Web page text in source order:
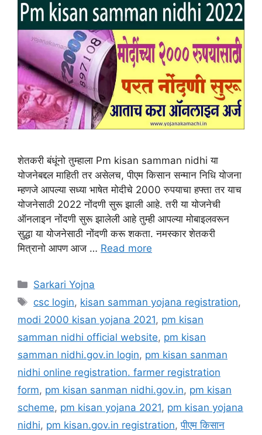
शेतकरी बंधूंनो तुम्हाला Pm kisan samman nidhi या
योजनेबद्दल माहिती तर असेलच, पीएम किसान सन्मान निधि योजना
म्हणजे आपल्या सध्या भाषेत मोदीचे 2000 रुपयाचा हफ्ता तर याच
योजनेसाठी 2022 नोंदणी सुरू झाली आहे. तरी या योजनेची
ऑनलाइन नोंदणी सुरू झालेली आहे तुम्ही आपल्या मोबाइलवरून
सुद्धा या योजनेसाठी नोंदणी करू शकता. नमस्कार शेतकरी
मित्रानो आपण आज … Read more
Categories
Sarkari Yojna
Tags
csc login, kisan samman yojana registration,
modi 2000 kisan yojana 2021, pm kisan
samman nidhi official website, pm kisan
samman nidhi.gov.in login, pm kisan sanman
nidhi online registration. farmer registration
form, pm kisan sanman nidhi.gov.in, pm kisan
scheme, pm kisan yojana 2021, pm kisan yojana
nidhi, pm kisan.gov.in registration,पीएम किसान